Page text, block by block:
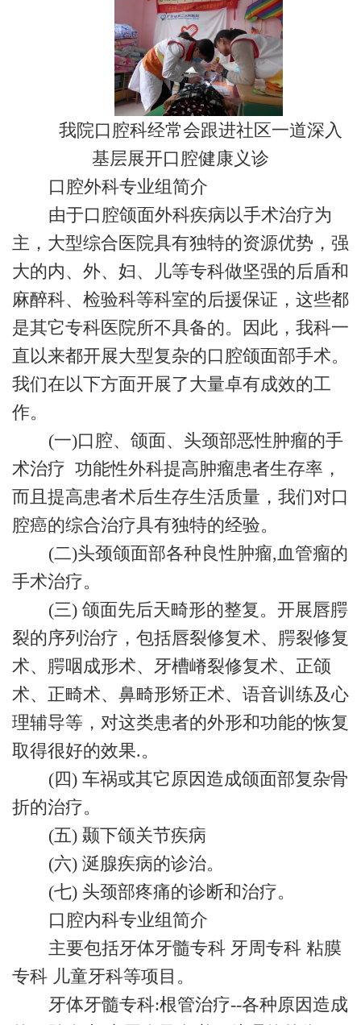
我院口腔科经常会跟进社区一道深入
基层展开口腔健康义诊
口腔外科专业组简介
由于口腔颌面外科疾病以手术治疗为
主，大型综合医院具有独特的资源优势，强
大的内、外、妇、儿等专科做坚强的后盾和
麻醉科、检验科等科室的后援保证，这些都
是其它专科医院所不具备的。因此，我科一
直以来都开展大型复杂的口腔颌面部手术。
我们在以下方面开展了大量卓有成效的工
作。
(一)口腔、颌面、头颈部恶性肿瘤的手
术治疗 功能性外科提高肿瘤患者生存率，
而且提高患者术后生存生活质量，我们对口
腔癌的综合治疗具有独特的经验。
(二)头颈颌面部各种良性肿瘤,血管瘤的
手术治疗。
(三) 颌面先后天畸形的整复。开展唇腭
裂的序列治疗，包括唇裂修复术、腭裂修复
术、腭咽成形术、牙槽嵴裂修复术、正颌
术、正畸术、鼻畸形矫正术、语音训练及心
理辅导等，对这类患者的外形和功能的恢复
取得很好的效果.。
(四) 车祸或其它原因造成颌面部复杂骨
折的治疗。
(五) 颞下颌关节疾病
(六) 涎腺疾病的诊治。
(七) 头颈部疼痛的诊断和治疗。
口腔内科专业组简介
主要包括牙体牙髓专科 牙周专科 粘膜
专科 儿童牙科等项目。
牙体牙髓专科:根管治疗--各种原因造成